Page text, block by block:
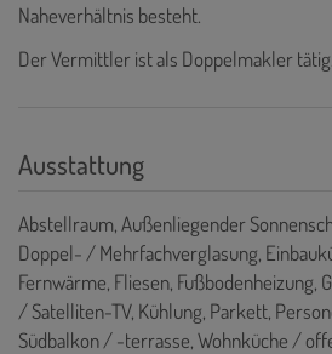
Naheverhältnis besteht.
Der Vermittler ist als Doppelmakler tätig.
Ausstattung
Abstellraum Außenliegender
Doppel- / Mehrfachverglasung
Fernwärme Fliesen Fußbodenheizung
/ Satelliten-TV Kühlung Parkett
Südbalkon / -terrasse Wohnküche /